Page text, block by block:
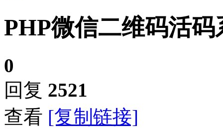
PHP微信二维码活
0
回复 2521
查看 [复制链接]